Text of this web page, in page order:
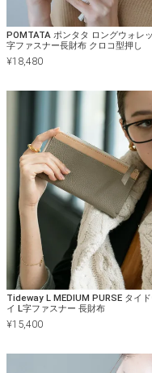
POMTATA ポンタタ ロングウォレ
字ファスナー長財布 クロコ型押し
¥18,480
Tideway L MEDIUM PURSE タイ
イ L字ファスナー 長財布
¥15,400